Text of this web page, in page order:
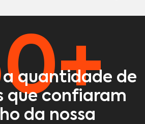
a quantidade de
que confiaram
da nossa